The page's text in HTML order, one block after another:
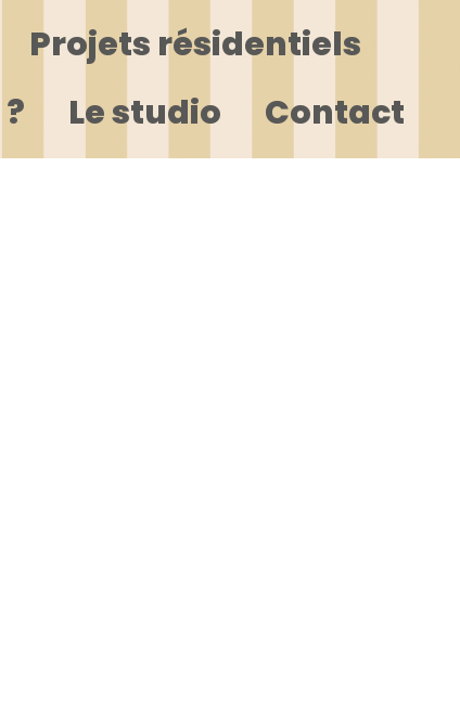
Projets résidentiels
Le studio Contact